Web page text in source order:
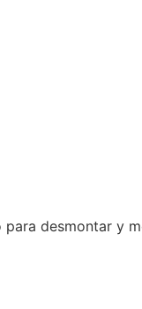
desmontar y